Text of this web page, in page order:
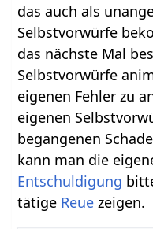
das auch als
Selbstvorwürfe
das nächste Mal
Selbstvorwürfe
eigenen Fehler zu
eigenen
begangenen
kann man die
Entschuldigung
tätige Reue zeigen.